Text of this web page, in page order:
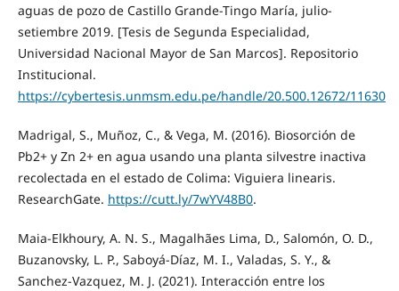
aguas de pozo de Castillo Grande-Tingo María, julio-
setiembre 2019. [Tesis de Segunda Especialidad,
Universidad Nacional Mayor de San Marcos]. Repositorio
Institucional.
https://cybertesis.unmsm.edu.pe/handle/20.500.12672/11630
Madrigal, S., Muñoz, C., & Vega, M. (2016). Biosorción de
Pb2+ y Zn 2+ en agua usando una planta silvestre inactiva
recolectada en el estado de Colima: Viguiera linearis.
ResearchGate. https://cutt.ly/7wYV48B0.
Maia-Elkhoury, A. N. S., Magalhães Lima, D., Salomón, O. D.,
Buzanovsky, L. P., Saboyá-Díaz, M. I., Valadas, S. Y., &
Sanchez-Vazquez, M. J. (2021). Interacción entre los